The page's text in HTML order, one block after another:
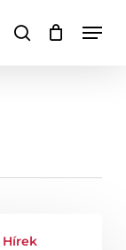
keresésKosár
Hírek